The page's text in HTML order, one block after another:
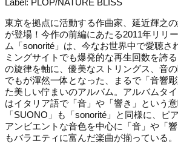
東京を拠点に活動する作曲家、延近輝之
が登場！今作の前編にあたる2011年リリ
ム「sonorité」は、今なお世界中で愛聴さ
ミングサイトでも爆発的な再生回数を誇
の旋律を軸に、優美なストリングス、音
でもが渾然一体となった、まるで「音響
た美しい佇まいのアルバム。アルバムタ
はイタリア語で「音」や「響き」という
「SUONO」も「sonorité」と同様に、ピ
アンビエントな音色を中心に「音」や「
もバラエティに富んだ楽曲が揃っている。